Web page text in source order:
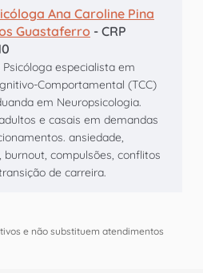
Ana Caroline Pina
Guastaferro - CRP
Psicóloga especialista em
Comportamental (TCC)
em Neuropsicologia.
e casais em demandas
ansiedade,
burnout, compulsões, conflitos
de carreira.
e não substituem atendimentos